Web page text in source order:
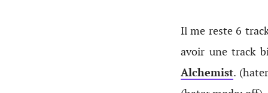
Il me reste 6
avoir une track
Alchemist.